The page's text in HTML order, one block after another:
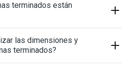
terminados están
las dimensiones y
terminados?